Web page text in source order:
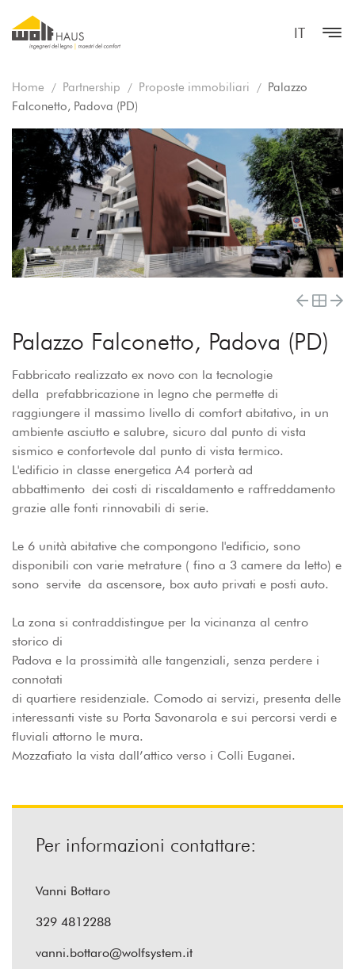
IT
Home Partnership Proposte immobiliari
Palazzo
Falconetto, Padova (PD)
Palazzo Falconetto, Padova (PD)
Fabbricato realizzato ex novo con la tecnologie
della prefabbricazione in legno che permette di
raggiungere il massimo livello di comfort abitativo, in un
ambiente asciutto e salubre, sicuro dal punto di vista
sismico e confortevole dal punto di vista termico.
L'edificio in classe energetica A4 porterà ad
abbattimento dei costi di riscaldamento e raffreddamento
grazie alle fonti rinnovabili di serie.
Le 6 unità abitative che compongono l'edificio, sono
disponibili con varie metrature ( fino a 3 camere da letto) e
sono servite da ascensore, box auto privati e posti auto.
La zona si contraddistingue per la vicinanza al centro
storico di
Padova e la prossimità alle tangenziali, senza perdere i
connotati
di quartiere residenziale. Comodo ai servizi, presenta delle
interessanti viste su Porta Savonarola e sui percorsi verdi e
fluviali attorno le mura.
Mozzafiato la vista dall’attico verso i Colli Euganei.
Per informazioni contattare:
Vanni Bottaro
329 4812288
vanni.bottaro@wolfsystem.it